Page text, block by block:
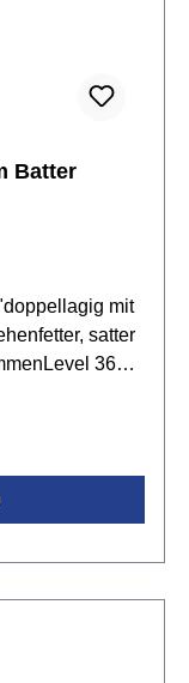
16" Tom Batter
mit
satter
360